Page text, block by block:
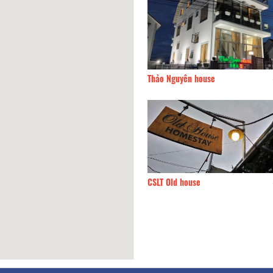
Thảo Nguyên house
CSLT Old house